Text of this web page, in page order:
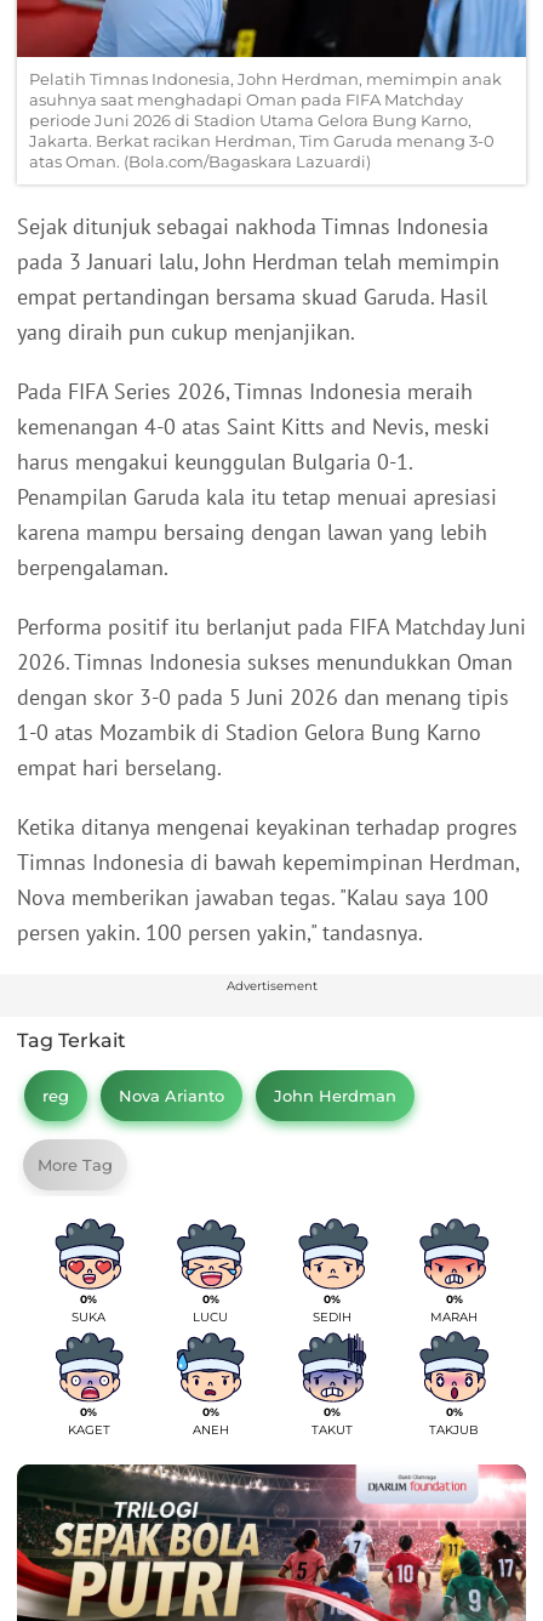
Pelatih Timnas Indonesia, John Herdman, memimpin anak
asuhnya saat menghadapi Oman pada FIFA Matchday
periode Juni 2026 di Stadion Utama Gelora Bung Karno,
Jakarta. Berkat racikan Herdman, Tim Garuda menang 3-0
atas Oman. (Bola.com/Bagaskara Lazuardi)
Sejak ditunjuk sebagai nakhoda Timnas Indonesia
pada 3 Januari lalu, John Herdman telah memimpin
empat pertandingan bersama skuad Garuda. Hasil
yang diraih pun cukup menjanjikan.
Pada FIFA Series 2026, Timnas Indonesia meraih
kemenangan 4-0 atas Saint Kitts and Nevis, meski
harus mengakui keunggulan Bulgaria 0-1.
Penampilan Garuda kala itu tetap menuai apresiasi
karena mampu bersaing dengan lawan yang lebih
berpengalaman.
Performa positif itu berlanjut pada FIFA Matchday Juni
2026. Timnas Indonesia sukses menundukkan Oman
dengan skor 3-0 pada 5 Juni 2026 dan menang tipis
1-0 atas Mozambik di Stadion Gelora Bung Karno
empat hari berselang.
Ketika ditanya mengenai keyakinan terhadap progres
Timnas Indonesia di bawah kepemimpinan Herdman,
Nova memberikan jawaban tegas. "Kalau saya 100
persen yakin. 100 persen yakin," tandasnya.
Advertisement
Tag Terkait
reg Nova Arianto John Herdman
More Tag
0%
SUKA
0%
LUCU
0%
SEDIH
0%
MARAH
0%
KAGET
0%
ANEH
0%
TAKUT
0%
TAKJUB